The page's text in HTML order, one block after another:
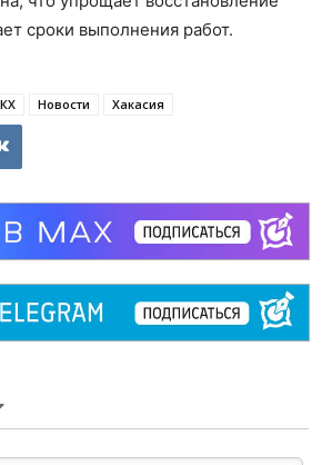
сроки выполнения работ.
Новости Хакасия